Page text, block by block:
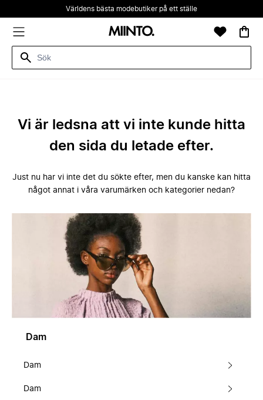
Världens bästa modebutiker på ett ställe
Vi är ledsna att vi inte kunde hitta
den sida du letade efter.
Just nu har vi inte det du sökte efter, men du kanske kan hitta
något annat i våra varumärken och kategorier nedan?
Dam
Dam
Dam